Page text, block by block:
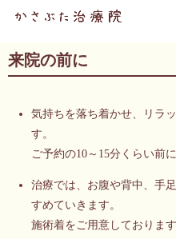
来院の前に
気持ちを落ち着かせ、リラ
す。
ご予約の10～15分くらい前
治療では、お腹や背中、手
すめていきます。
施術着をご用意しておりま